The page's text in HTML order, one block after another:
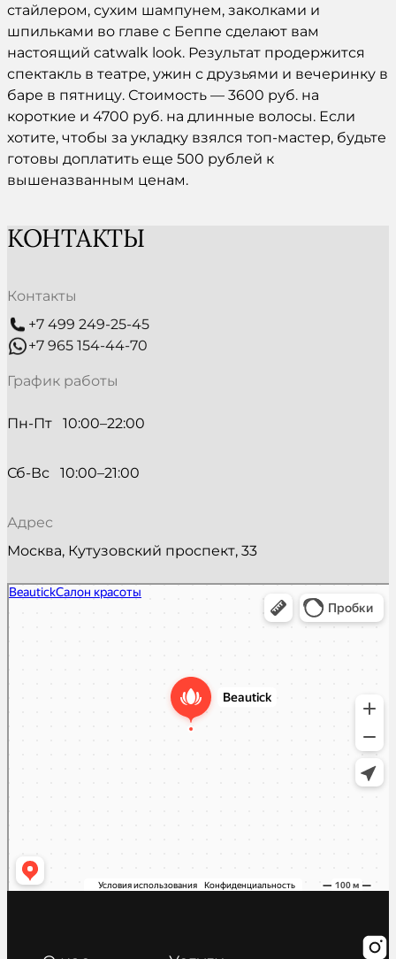
стайлером, сухим шампунем, заколками и
шпильками во главе с Беппе сделают вам
настоящий catwalk look. Результат продержится
спектакль в театре, ужин с друзьями и вечеринку в
баре в пятницу. Стоимость — 3600 руб. на
короткие и 4700 руб. на длинные волосы. Если
хотите, чтобы за укладку взялся топ-мастер, будьте
готовы доплатить еще 500 рублей к
вышеназванным ценам.
КОНТАКТЫ
Контакты
+7 499 249-25-45
+7 965 154-44-70
График работы
Пн-Пт   10:00–22:00
Сб-Вс   10:00–21:00
Адрес
Москва, Кутузовский проспект, 33
Beautick
Салон красоты в Москве